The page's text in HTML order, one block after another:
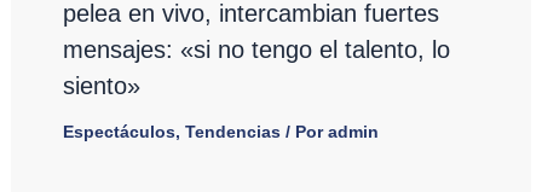
pelea en vivo, intercambian fuertes
mensajes: «si no tengo el talento, lo
siento»
Espectáculos, Tendencias/ Poradmin